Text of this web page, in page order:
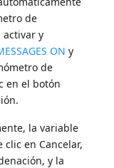
de
activar y
ON y
de
en el botón
la variable
clic en Cancelar,
y la